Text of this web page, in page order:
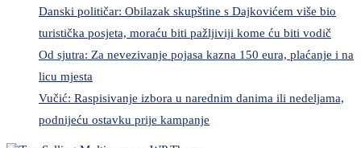
Danski političar: Obilazak skupštine s Dajkovićem više bio
turistička posjeta, moraću biti pažljiviji kome ću biti vodič
Od sjutra: Za nevezivanje pojasa kazna 150 eura, plaćanje i na
licu mjesta
Vučić: Raspisivanje izbora u narednim danima ili nedeljama,
podnijeću ostavku prije kampanje